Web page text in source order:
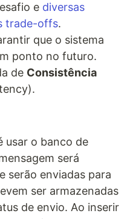
e diversas
trade-offs.
que o sistema
ponto no futuro.
de Consistência
usar o banco de
será
serão enviadas para
ser armazenadas
de envio. Ao inserir